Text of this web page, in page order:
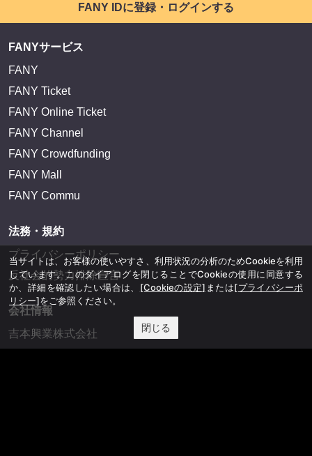
FANY IDに登録・ログインする
FANYサービス
FANY
FANY Ticket
FANY Online Ticket
FANY Channel
FANY Crowdfunding
FANY Mall
FANY Commu
法務・規約
プライバシーポリシー
反社会的勢力排除宣言
会社情報
吉本興業株式会社
当サイトは、お客様の使いやすさ、利用状況の分析のためCookieを利用
しています。このダイアログを閉じることでCookieの使用に同意する
か、詳細を確認したい場合は、 [Cookieの設定] または[プライバシーポ
リシー]をご参照ください。
閉じる